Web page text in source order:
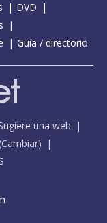
DVD
Guía / directorio
una web
Cambiar)